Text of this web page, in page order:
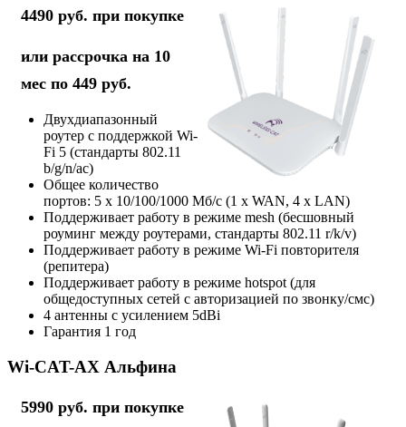
4490 руб. при покупке
или рассрочка на 10
мес по 449 руб.
Двухдиапазонный
роутер с поддержкой Wi-
Fi 5 (стандарты 802.11
b/g/n/ac)
Общее количество
портов: 5 х 10/100/1000 Мб/с (1 x WAN, 4 x LAN)
Поддерживает работу в режиме mesh (бесшовный
роуминг между роутерами, стандарты 802.11 r/k/v)
Поддерживает работу в режиме Wi-Fi повторителя
(репитера)
Поддерживает работу в режиме hotspot (для
общедоступных сетей с авторизацией по звонку/смс)
4 антенны с усилением 5dBi
Гарантия 1 год
Wi-CAT-AX Альфина
5990 руб. при покупке